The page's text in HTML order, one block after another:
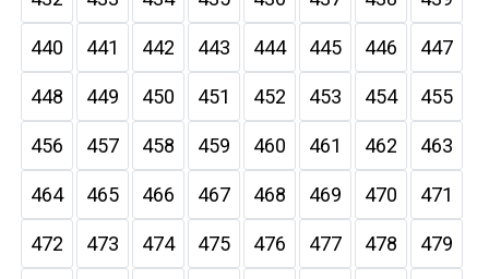
440 441 442 443 444 445 446 447
448 449 450 451 452 453 454 455
456 457 458 459 460 461 462 463
464 465 466 467 468 469 470 471
472 473 474 475 476 477 478 479